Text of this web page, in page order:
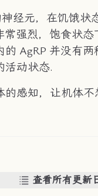
经元，在饥饿状
常强烈，饱食状态
AgRP 并没有两
活动状态.
的感知，让机体不
查看所有更新